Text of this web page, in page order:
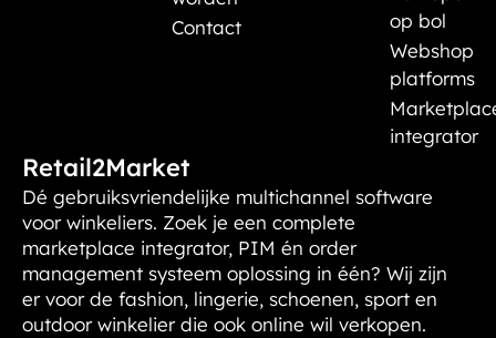
Contact
op bol
Webshop
platforms
integrator
Retail2Market
Dé gebruiksvriendelijke multichannel software
voor winkeliers. Zoek je een complete
marketplace integrator, PIM én order
management systeem oplossing in één? Wij zijn
er voor de fashion, lingerie, schoenen, sport en
outdoor winkelier die ook online wil verkopen.